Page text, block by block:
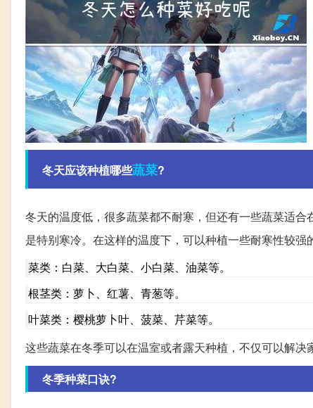
冬天应该种植哪些蔬菜?
冬天的温度低，很多蔬菜都不耐寒，但还有一些蔬菜适合
是特别寒冷。在这样的温度下，可以种植一些耐寒性较强
菜类：白菜、大白菜、小白菜、油菜等。
根茎类：萝卜、红薯、青葱等。
叶菜类：樱桃萝卜叶、菠菜、芹菜等。
这些蔬菜在冬季可以在温室或者露天种植，不仅可以解决
冬季种菜口诀?